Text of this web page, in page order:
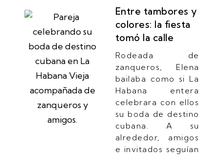
Entre tambores y
colores: la fiesta
tomó la calle
Rodeada de
zanqueros, Elena
bailaba como si La
Habana entera
celebrara con ellos
su boda de destino
cubana. A su
alrededor, amigos
e invitados seguían